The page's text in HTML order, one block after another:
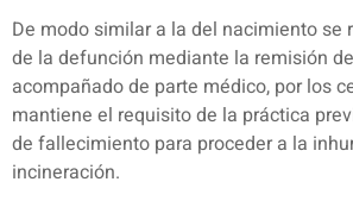
De modo similar a la del nacimiento se
de la defunción mediante la remisión
acompañado de parte médico, por los
mantiene el requisito de la práctica
de fallecimiento para proceder a la
incineración.